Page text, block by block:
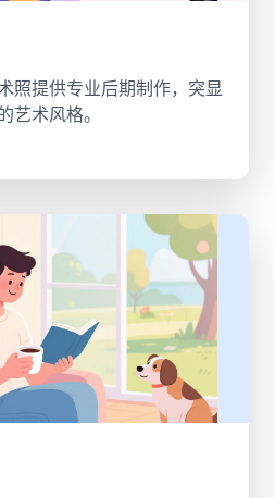
照提供专业后期制作，突显
艺术风格。